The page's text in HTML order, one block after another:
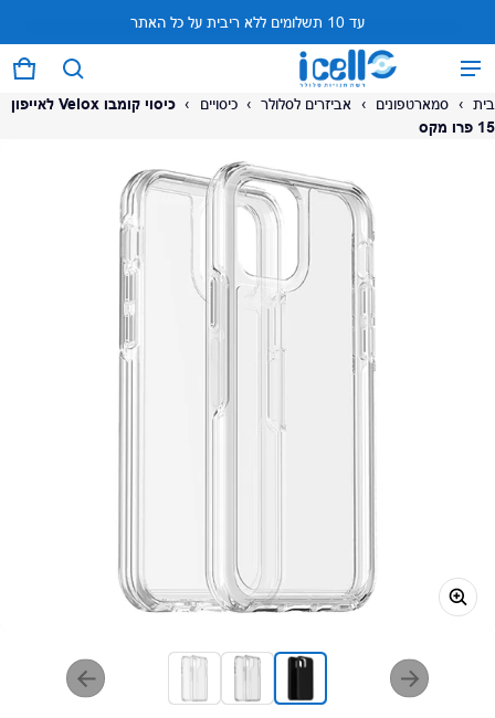
עד 10 תשלומים ללא ריבית על כל האתר
0 פריטים
המוצר נוסף לעגלה
לתשלום
בית › סמארטפונים › אביזרים לסלולר › כיסויים ›
כיסוי קומבו Velox לאייפון
15 פרו מקס
על המוצר